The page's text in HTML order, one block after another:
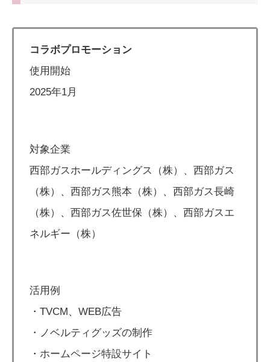
コラボプロモーション
使用開始
2025年1月
対象企業
西部ガスホールディングス（株）、西部ガス
（株）、西部ガス熊本（株）、西部ガス長崎
（株）、西部ガス佐世保（株）、西部ガスエ
ネルギー（株）
活用例
・TVCM、WEB広告
・ノベルティグッズの制作
・ホームページ特設サイト